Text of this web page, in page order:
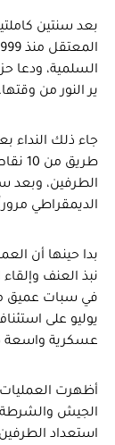
بعد سنتين
السلمية، ودعا
ير النور من وقتها.
الطرفين، وبعد
الديمقراطي
بدا حينها أن
نبذ العنف
يوليو على
عسكرية واسعة ضده في
أظهرت العمليات
الجيش
استعداد